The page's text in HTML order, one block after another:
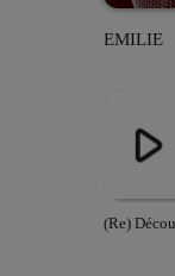
EMILIE
play_arrow
(Re)